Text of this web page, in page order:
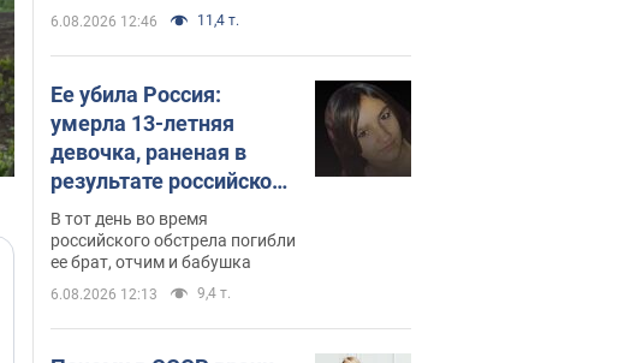
6.08.2026 12:46 11,4 т.
Ее убила Россия:
умерла 13-летняя
девочка, раненая в
результате российской
атаки на Сумскую
область. Фото
В тот день во время
российского обстрела погибли
ее брат, отчим и бабушка
6.08.2026 12:13 9,4 т.